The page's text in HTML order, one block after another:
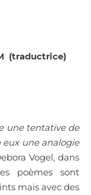
(traductrice)
une tentative de
eux une analogie
Vogel, dans
poèmes sont
mais avec des